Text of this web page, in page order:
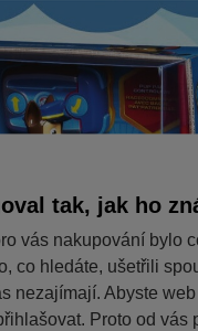
tak, jak ho
vás nakupování bylo
co hledáte, ušetřili
nezajímají. Abyste
Proto od